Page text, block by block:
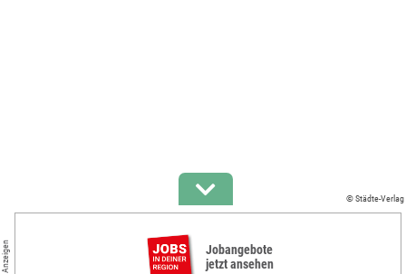
© Städte-Verlag
Anzeigen
Jobangebote
jetzt ansehen